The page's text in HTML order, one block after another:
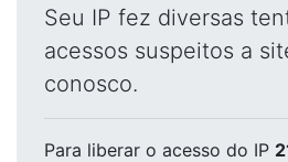
Seu IP fez diversas
acessos suspeitos a
conosco.
Para liberar o acesso do IP